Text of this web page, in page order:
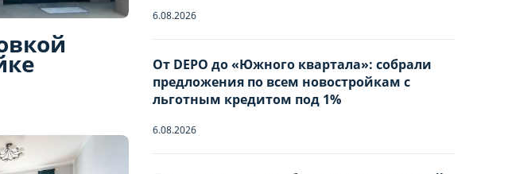
6.08.2026
От DEPO до «Южного квартала»: собрали
предложения по всем новостройкам с
льготным кредитом под 1%
6.08.2026
квартиры
забронировать